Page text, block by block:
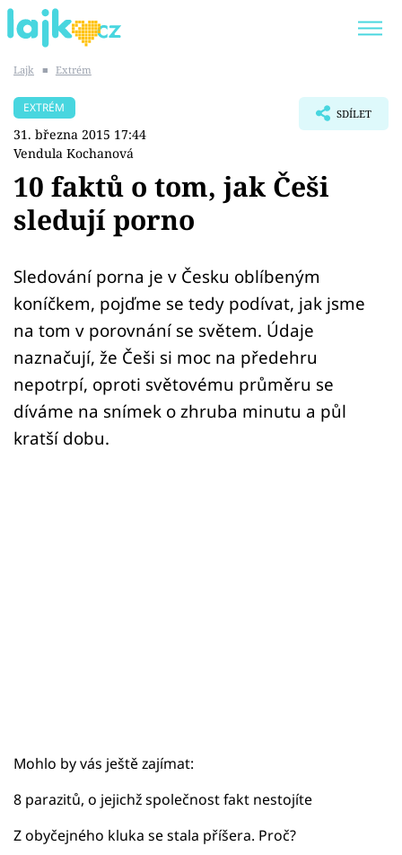
SHOPAHOLICADEL
Témata
Showbyznys
Youtubeři
Virály
Sex a vztahy
Videa
Lajk ■ Extrém
EXTRÉM
31. března 2015 17:44
Vendula Kochanová
SDÍLET
10 faktů o tom, jak Češi
sledují porno
Sledování porna je v Česku oblíbeným
koníčkem, pojďme se tedy podívat, jak jsme
na tom v porovnání se světem. Údaje
naznačují, že Češi si moc na předehru
nepotrpí, oproti světovému průměru se
díváme na snímek o zhruba minutu a půl
kratší dobu.
Mohlo by vás ještě zajímat:
8 parazitů, o jejichž společnost fakt nestojíte
Z obyčejného kluka se stala příšera. Proč?